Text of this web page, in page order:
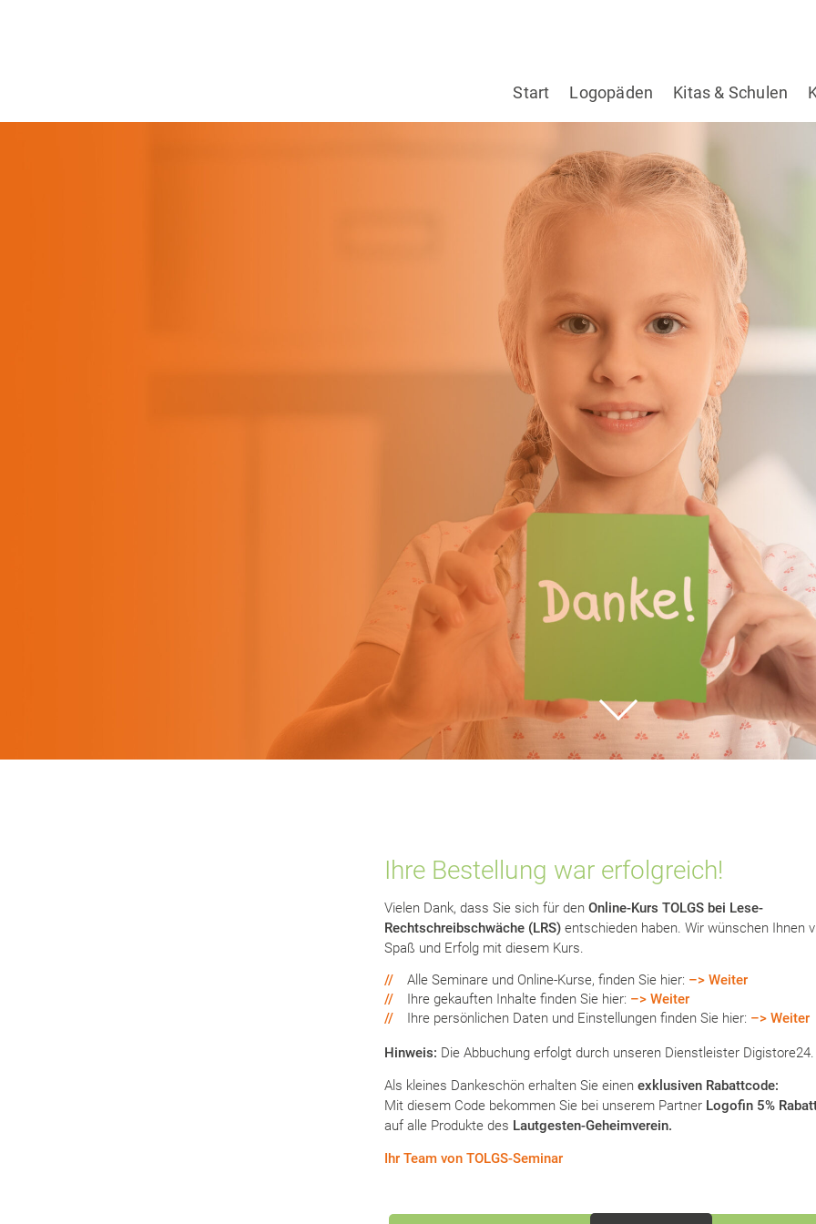
Start Logopäden Kitas & Schulen
Ihre Bestellung war erfolgreich!
Vielen Dank, dass Sie sich für den Online-Kurs TOLGS bei Lese-
Rechtschreibschwäche (LRS) entschieden haben. Wir wünschen Ihnen
Spaß und Erfolg mit diesem Kurs.
//
Alle Seminare und Online-Kurse, finden Sie hier: –> Weiter
//
Ihre gekauften Inhalte finden Sie hier: –> Weiter
//
Ihre persönlichen Daten und Einstellungen finden Sie hier: –> Weiter
Hinweis: Die Abbuchung erfolgt durch unseren Dienstleister Digistore24.
Als kleines Dankeschön erhalten Sie einen exklusiven Rabattcode:
Mit diesem Code bekommen Sie bei unserem Partner Logofin 5%
auf alle Produkte des Lautgesten-Geheimverein.
Ihr Team von TOLGS-Seminar